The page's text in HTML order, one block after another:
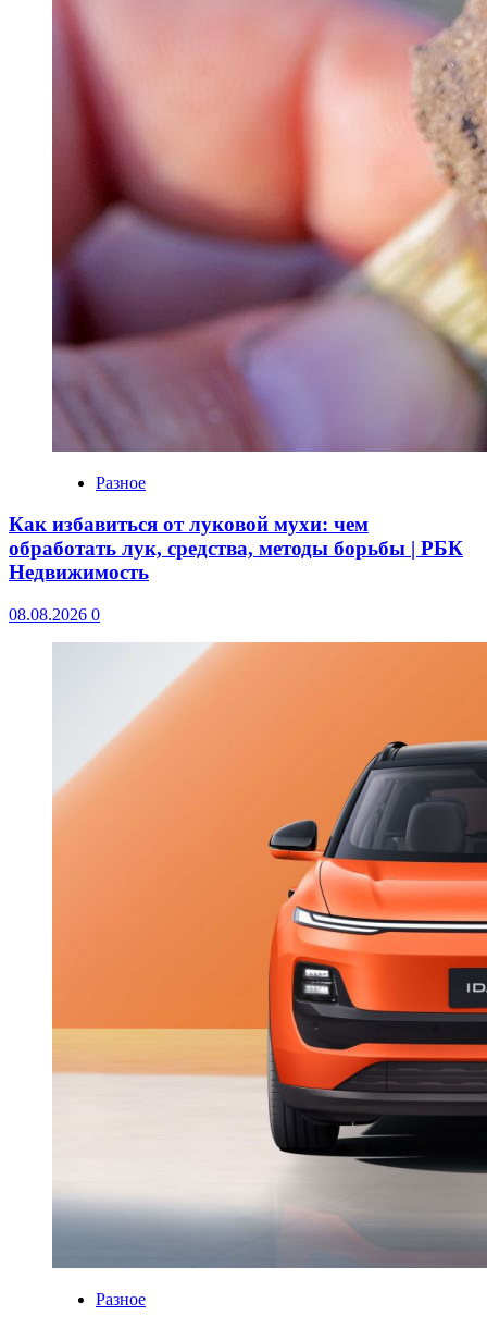
Разное
Как избавиться от луковой мухи: чем
обработать лук, средства, методы борьбы | РБК
Недвижимость
08.08.2026 0
Разное